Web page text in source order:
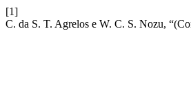
[1]
C. da S. T. Agrelos e W. C. S. Nozu,